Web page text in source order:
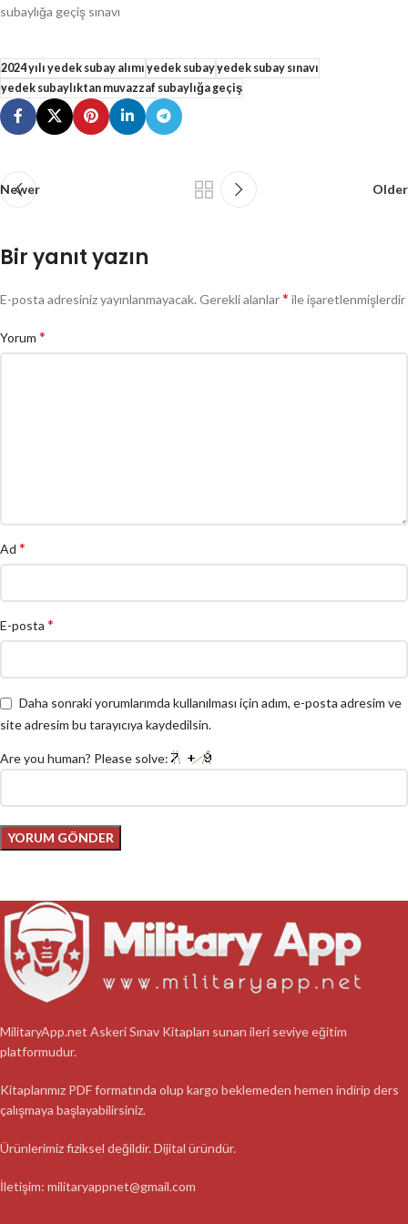
subaylığa geçiş sınavı
2024 yılı yedek subay alımı yedek subayyedek subay sınavı
yedek subaylıktan muvazzaf subaylığa geçiş
Newer Older
Bir yanıt yazın
E-posta adresiniz yayınlanmayacak. Gerekli alanlar* ile işaretlenmişlerdir
Yorum *
Ad *
E-posta *
Daha sonraki yorumlarımda kullanılması için adım, e-posta adresim ve
site adresim bu tarayıcıya kaydedilsin.
Are you human? Please solve:
MilitaryApp.net Askeri Sınav Kitapları sunan ileri seviye eğitim
platformudur.
Kitaplarımız PDF formatında olup kargo beklemeden hemen indirip ders
çalışmaya başlayabilirsiniz.
Ürünlerimiz fiziksel değildir. Dijital üründür.
İletişim: militaryappnet@gmail.com